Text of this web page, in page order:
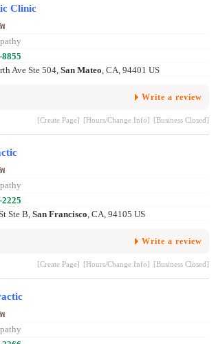
Clinic
8855
Ave Ste 504, San Mateo, CA, 94401 US
Write a review
[Create Page] [Hours/Change Info] [Business Closed]
2225
Ste B, San Francisco, CA, 94105 US
Write a review
[Create Page] [Hours/Change Info] [Business Closed]